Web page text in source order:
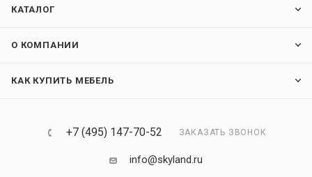
КАТАЛОГ
О КОМПАНИИ
КАК КУПИТЬ МЕБЕЛЬ
+7 (495) 147-70-52 ЗАКАЗАТЬ ЗВОНОК
info@skyland.ru